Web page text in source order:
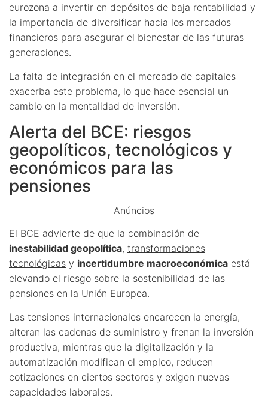
eurozona a invertir en depósitos de baja rentabilidad y
la importancia de diversificar hacia los mercados
financieros para asegurar el bienestar de las futuras
generaciones.
La falta de integración en el mercado de capitales
exacerba este problema, lo que hace esencial un
cambio en la mentalidad de inversión.
Alerta del BCE: riesgos
geopolíticos, tecnológicos y
económicos para las
pensiones
Anúncios
El BCE advierte de que la combinación de
inestabilidad geopolítica, transformaciones
tecnológicas y incertidumbre macroeconómica está
elevando el riesgo sobre la sostenibilidad de las
pensiones en la Unión Europea.
Las tensiones internacionales encarecen la energía,
alteran las cadenas de suministro y frenan la inversión
productiva, mientras que la digitalización y la
automatización modifican el empleo, reducen
cotizaciones en ciertos sectores y exigen nuevas
capacidades laborales.